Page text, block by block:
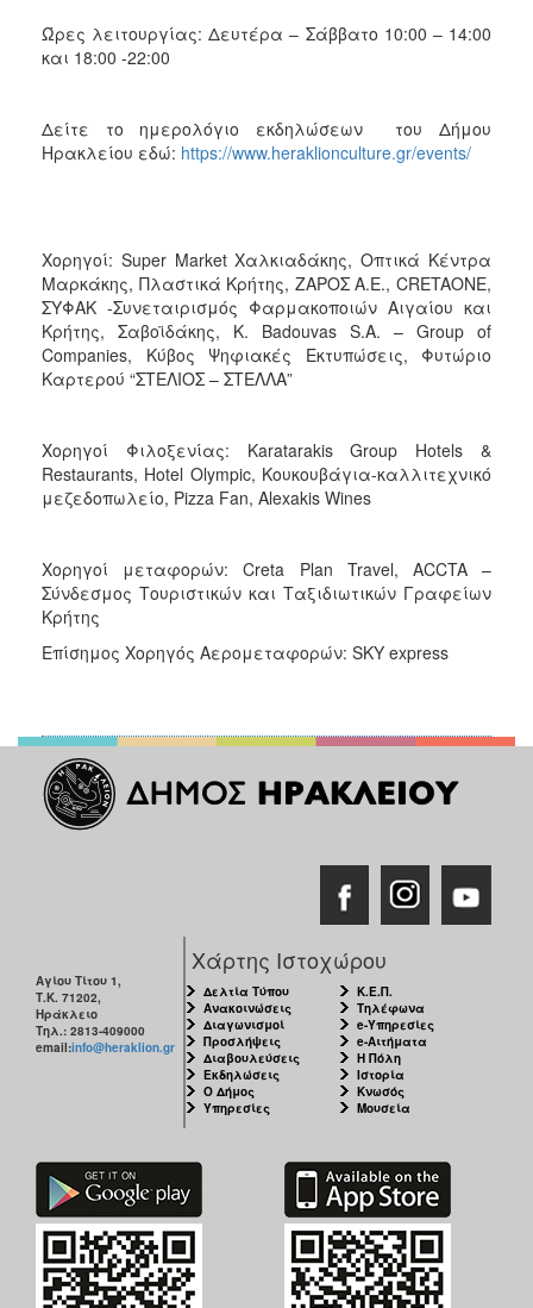
Ώρες λειτουργίας: Δευτέρα – Σάββατο 10:00 – 14:00
και 18:00 -22:00
Δείτε το ημερολόγιο εκδηλώσεων του Δήμου
Ηρακλείου εδώ: https://www.heraklionculture.gr/events/
Χορηγοί: Super Market Χαλκιαδάκης, Οπτικά Κέντρα
Μαρκάκης, Πλαστικά Κρήτης, ΖΑΡΟΣ Α.Ε., CRETAONE,
ΣΥΦΑΚ -Συνεταιρισμός Φαρμακοποιών Αιγαίου και
Κρήτης, Σαβοϊδάκης, K. Badouvas S.A. – Group of
Companies, Κύβος Ψηφιακές Εκτυπώσεις, Φυτώριο
Καρτερού “ΣΤΕΛΙΟΣ – ΣΤΕΛΛΑ”
Χορηγοί Φιλοξενίας: Karatarakis Group Hotels &
Restaurants, Hotel Olympic, Κουκουβάγια-καλλιτεχνικό
μεζεδοπωλείο, Pizza Fan, Alexakis Wines
Χορηγοί μεταφορών: Creta Plan Travel, ACCTA –
Σύνδεσμος Τουριστικών και Ταξιδιωτικών Γραφείων
Κρήτης
Επίσημος Χορηγός Αερομεταφορών: SKY express
Αγίου Τίτου 1,
Τ.Κ. 71202,
Ηράκλειο
Τηλ.: 2813-409000
email:info@heraklion.gr
Χάρτης Ιστοχώρου
Δελτία Τύπου
Ανακοινώσεις
Διαγωνισμοί
Προσλήψεις
Διαβουλεύσεις
Εκδηλώσεις
Ο Δήμος
Υπηρεσίες
Κ.Ε.Π.
Τηλέφωνα
e-Υπηρεσίες
e-Αιτήματα
Η Πόλη
Ιστορία
Κνωσός
Μουσεία